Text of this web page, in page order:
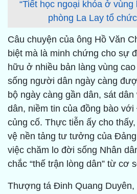
“Tiết học ngoại khóa ở vùng
phòng La Lay tổ
Câu chuyện của ông Hồ Văn
biệt mà là minh chứng cho sự
hữu ở nhiều bản làng vùng
sống người dân ngày càng
bộ ngày càng gần dân, sát
dân, niềm tin của đồng bào
củng cố. Thực tiễn ấy cho
vệ nền tảng tư tưởng của
việc chăm lo đời sống Nhân
chắc “thế trận lòng dân” từ cơ
Thượng tá Đinh Quang